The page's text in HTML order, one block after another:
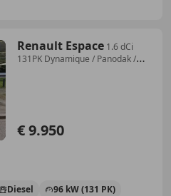
Renault Espace 1.6 dCi
131PK Dynamique / Panodak /
€ 9.950
Diesel
96 kW (131 PK)